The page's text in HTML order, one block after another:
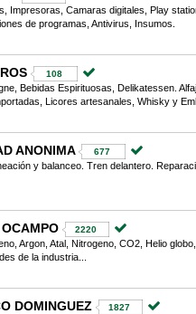
Impresoras, Camaras digitales, Play
de programas, Antivirus, Insumos.
108
Bebidas Espirituosas, Delikatessen.
Licores artesanales, Whisky y
ANONIMA 677
y balanceo. Tren delantero.
2220
Argon, Atal, Nitrogeno, CO2, Helio
de la industria...
DOMINGUEZ 1827